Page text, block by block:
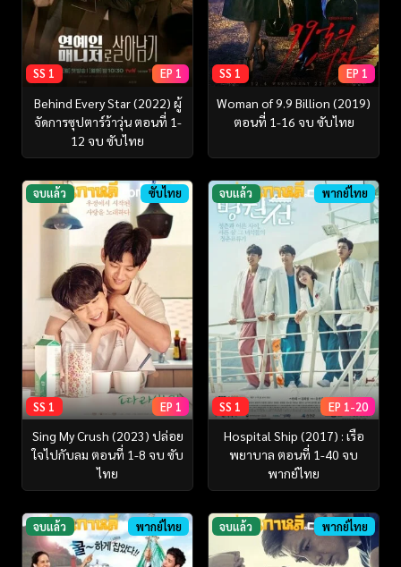
SS 1 EP 1
Behind Every Star (2022) ผู้
จัดการซุปตาร์ว้าวุ่น ตอนที่ 1-
12 จบ ซับไทย
SS 1 EP 1
Woman of 9.9 Billion (2019)
ตอนที่ 1-16 จบ ซับไทย
จบแล้ว ซับไทย
SS 1 EP 1
Sing My Crush (2023) ปล่อย
ใจไปกับลม ตอนที่ 1-8 จบ ซับ
ไทย
จบแล้ว พากย์ไทย
SS 1 EP 1-20
Hospital Ship (2017) : เรือ
พยาบาล ตอนที่ 1-40 จบ
พากย์ไทย
จบแล้ว พากย์ไทย จบแล้ว พากย์ไทย